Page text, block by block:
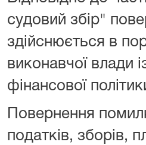
судовий збір"
здійснюється в
виконавчої влади
фінансової
Повернення
податків, зборів,